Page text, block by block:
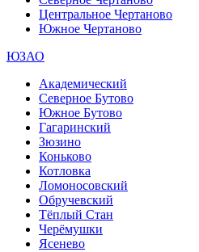
Центральное Чертаново
Южное Чертаново
ЮЗАО
Академический
Северное Бутово
Южное Бутово
Гагаринский
Зюзино
Коньково
Котловка
Ломоносовский
Обручевский
Тёплый Стан
Черёмушки
Ясенево